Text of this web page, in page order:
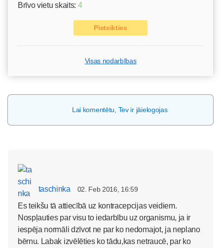
Brīvo vietu skaits: 4
Pieteikties
Visas nodarbības
Lai komentētu, Tev ir jāielogojas
taschinka 02. Feb 2016, 16:59
Es teikšu tā attiecībā uz kontracepcijas veidiem.
Nospļauties par visu to iedarbību uz organismu, ja ir
iespēja normāli dzīvot ne par ko nedomajot, ja neplano
bērnu. Labak izvēlēties ko tādu,kas netraucē, par ko